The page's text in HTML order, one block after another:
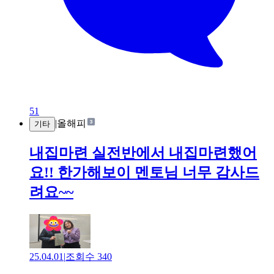
51
기타 |올해피
내집마련 실전반에서 내집마련했어
요!! 한가해보이 멘토님 너무 감사드
려요~~
25.04.01 |조회수 340